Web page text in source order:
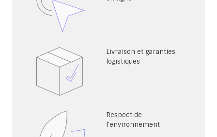
Livraison et garanties
logistiques
Respect de
l'environnement